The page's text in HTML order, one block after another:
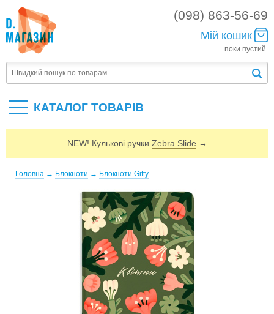
(098) 863-56-69
Мій кошик
поки пустий
КАТАЛОГ ТОВАРIВ
NEW! Кулькові ручки Zebra Slide →
Головна → Блокноти → Блокноти Gifty